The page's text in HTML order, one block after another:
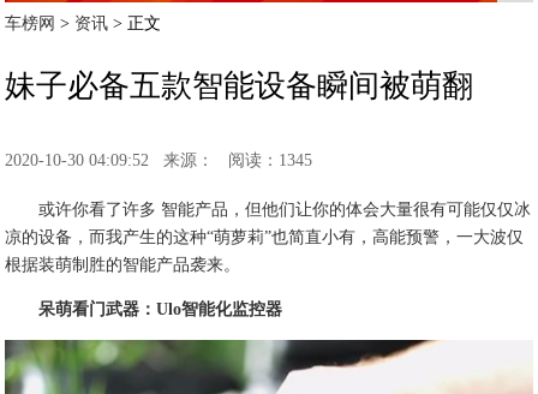
车榜网 > 资讯 > 正文
妹子必备五款智能设备瞬间被萌翻
2020-10-30 04:09:52 来源： 阅读：1345
或许你看了许多 智能产品，但他们让你的体会大量很有可能仅仅冰
凉的设备，而我产生的这种“萌萝莉”也简直小有，高能预警，一大波仅
根据装萌制胜的智能产品袭来。
呆萌看门武器：Ulo智能化监控器